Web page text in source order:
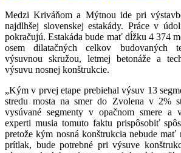
Medzi Kriváňom a Mýtnou ide pri
najdlhšej slovenskej estakády. Práce v
pokračujú. Estakáda bude mať dĺžku 4 374
osem dilatačných celkov budovaných
výsuvnou skružou, letmej betonáže a
výsuvu nosnej konštrukcie.
„Kým v prvej etape prebiehal výsuv 13
stredu mosta na smer do Zvolena v 2%
vysúvané segmenty v opačnom smere a
experti musia tomuto faktu prispôsobiť
pretože kým nosná konštrukcia nebude mať
prítlak, bude potrebné pri výsuve